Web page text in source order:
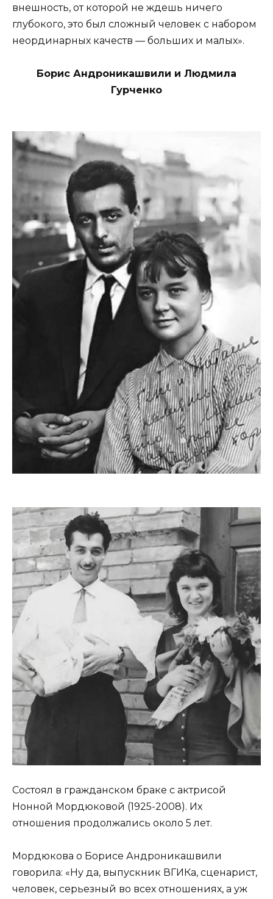
внешность, от которой не ждешь ничего
глубокого, это был сложный человек с набором
неординарных качеств — больших и малых».
Борис Андроникашвили и Людмила
Гурченко
Состоял в гражданском браке с актрисой
Нонной Мордюковой (1925-2008). Их
отношения продолжались около 5 лет.
Мордюкова о Борисе Андроникашвили
говорила: «Ну да, выпускник ВГИКа, сценарист,
человек, серьезный во всех отношениях, а уж